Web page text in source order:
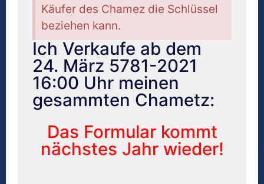
Käufer des Chamez die Schlüssel
beziehen kann.
Ich Verkaufe ab dem
24. März 5781-2021
16:00 Uhr meinen
gesammten Chametz:
Das Formular kommt
nächstes Jahr wieder!